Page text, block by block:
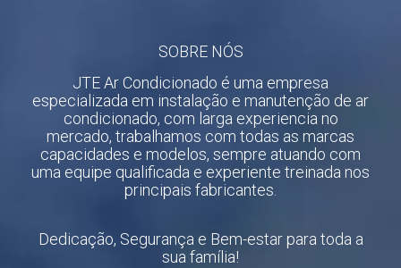
SOBRE NÓS
JTE Ar Condicionado é uma empresa
especializada em instalação e manutenção de ar
condicionado, com larga experiencia no
mercado, trabalhamos com todas as marcas
capacidades e modelos, sempre atuando com
uma equipe qualificada e experiente treinada nos
principais fabricantes.
Dedicação, Segurança e Bem-estar para toda a
sua família!